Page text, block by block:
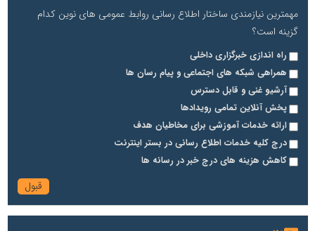
مهمترین نیازمندی ساختار اطلاع رسانی روابط عمومی های نوین کدام
گزینه است؟
راه اندازی خبرگزاری داخلی
همراهی شبکه های اجتماعی و پیام رسان ها
آرشیو غنی و قابل دسترس
پخش آنلاین تمامی رویدادها
ارائه خدمات آموزشی برای مخاطیان هدف
درج کلیه خدمات اطلاع رسانی در بستر اینترنت
کاهش هزینه های درج خبر در رسانه ها